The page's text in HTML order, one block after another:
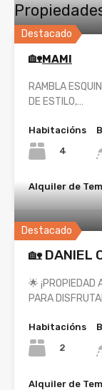
Destacado
🏡MAMI
RAMBLA
DE ESTILO,…
Habitacións
4
Alquiler de
Destacado
🏡 DANIEL
🌟 ¡PROPIEDAD
PARA
Habitacións
2
Alquiler de